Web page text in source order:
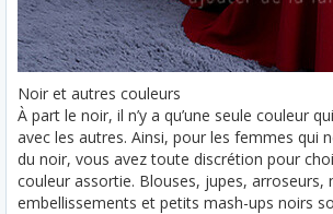
Noir et autres couleurs
À part le noir, il n’y a qu’une seule couleur
avec les autres. Ainsi, pour les femmes qui
du noir, vous avez toute discrétion pour
couleur assortie. Blouses, jupes,
embellissements et petits mash-ups noirs